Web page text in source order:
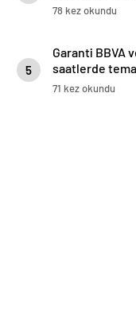
78 kez okundu
5
Garanti BBVA
saatlerde
iş birliği yaptı:
71 kez okundu